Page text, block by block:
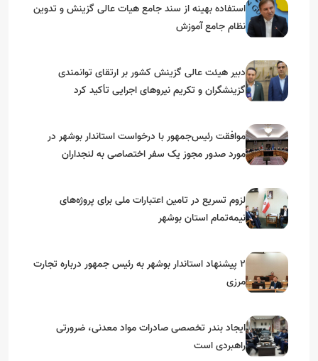
استفاده بهینه از سند جامع هیات عالی گزینش و‌ تدوین
نظام جامع آموزش
دبیر هیئت عالی گزینش کشور بر ارتقای توانمندی
گزینشگران و تکریم نیروهای اجرایی تأکید کرد
موافقت رئیس‌جمهور با درخواست استاندار بوشهر در
مورد صدور مجوز یک سفر اختصاصی به لنجداران
لزوم تسریع در تامین اعتبارات ملی برای پروژه‌های
نیمه‌تمام استان بوشهر
۲ پیشنهاد استاندار بوشهر به رئیس جمهور درباره تجارت
مرزی
ایجاد بندر تخصصی صادرات مواد معدنی، ضرورتی
راهبردی است